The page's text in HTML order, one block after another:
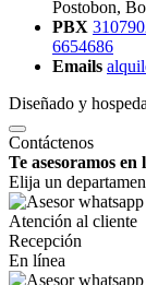
Postobon,
PBX
6654686
Emails
Diseñado y
Contáctenos
Te asesoramos en
Elija un
Atención al cliente
Recepción
En línea